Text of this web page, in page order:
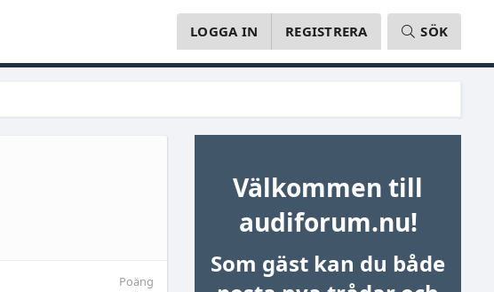
LOGGA IN REGISTRERA SÖK
Poäng
Välkommen till
audiforum.nu!
Som gäst kan du både